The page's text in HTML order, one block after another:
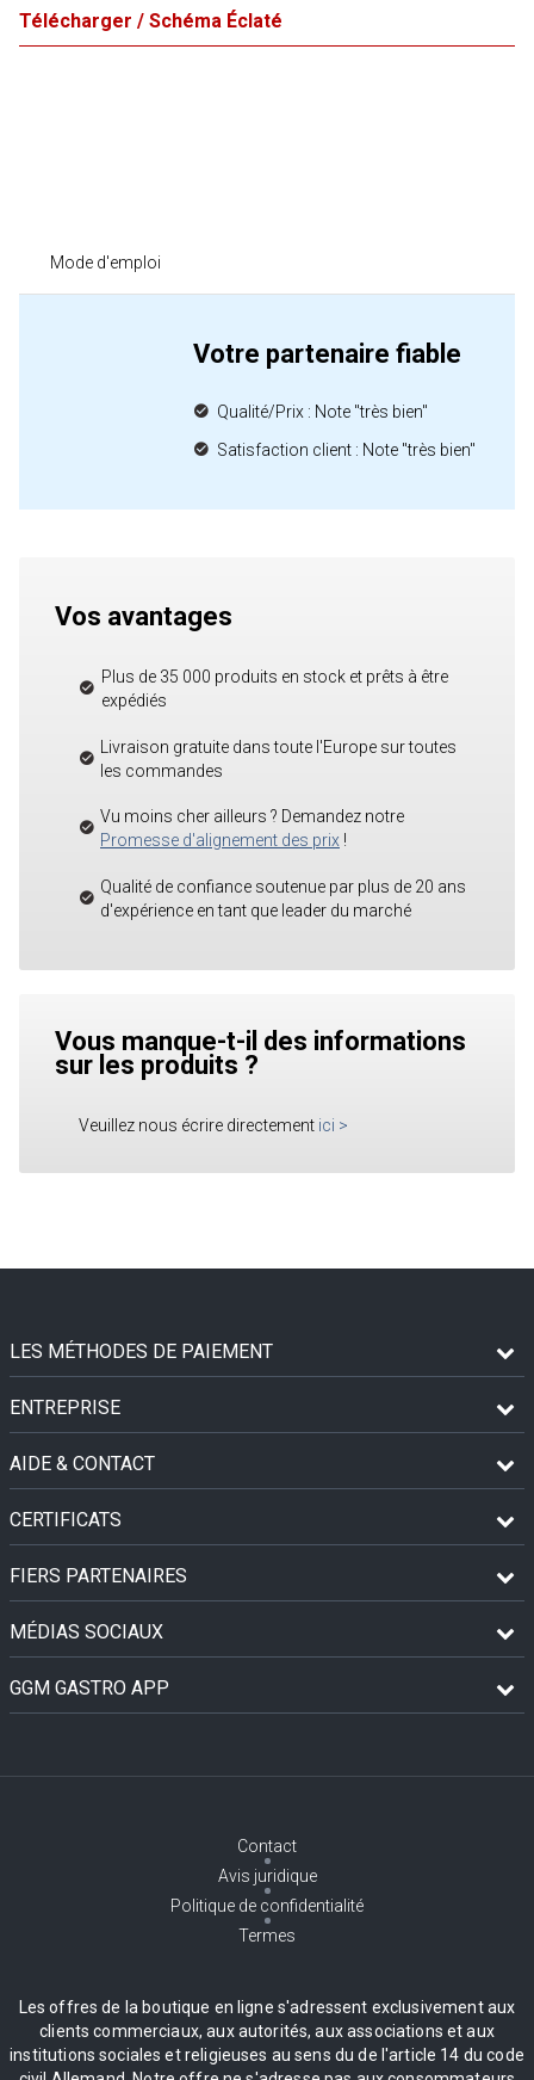
Télécharger / Schéma Éclaté
Mode d'emploi
Votre partenaire fiable
Qualité/Prix : Note "très bien"
Satisfaction client : Note "très bien"
Vos avantages
Plus de 35 000 produits en stock et prêts à être
expédiés
Livraison gratuite dans toute l'Europe sur toutes
les commandes
Vu moins cher ailleurs ? Demandez notre
Promesse d'alignement des prix !
Qualité de confiance soutenue par plus de 20 ans
d'expérience en tant que leader du marché
Vous manque-t-il des informations
sur les produits ?
Veuillez nous écrire directement ici >
LES MÉTHODES DE PAIEMENT
ENTREPRISE
AIDE & CONTACT
CERTIFICATS
FIERS PARTENAIRES
MÉDIAS SOCIAUX
GGM GASTRO APP
Contact
Avis juridique
Politique de confidentialité
Termes
Les offres de la boutique en ligne s'adressent exclusivement aux
clients commerciaux, aux autorités, aux associations et aux
institutions sociales et religieuses au sens du de l'article 14 du code